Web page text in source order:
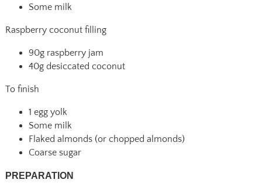
Some milk
Raspberry coconut filling
90g raspberry jam
40g desiccated coconut
To finish
1 egg yolk
Some milk
Flaked almonds (or chopped almonds)
Coarse sugar
PREPARATION